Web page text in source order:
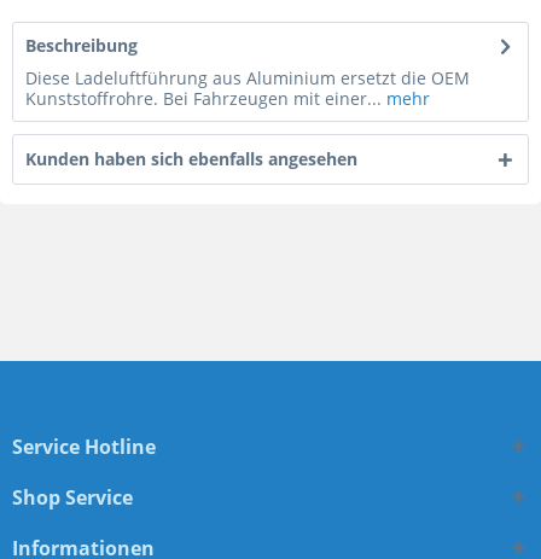
Beschreibung
Diese Ladeluftführung aus Aluminium ersetzt die OEM
Kunststoffrohre. Bei Fahrzeugen mit einer... mehr
Kunden haben sich ebenfalls angesehen
Service Hotline
Shop Service
Informationen